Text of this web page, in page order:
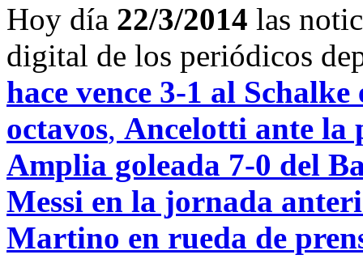
Hoy día 22/3/2014 las
digital de los periódicos
hace vence 3-1 al
octavos, Ancelotti ante la
Amplia goleada 7-0 del
Messi en la jornada
Martino en rueda de